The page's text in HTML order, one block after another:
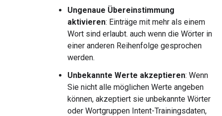
Ungenaue Übereinstimmung
aktivieren: Einträge mit mehr als einem
Wort sind erlaubt. auch wenn die Wörter in
einer anderen Reihenfolge gesprochen
werden.
Unbekannte Werte akzeptieren: Wenn
Sie nicht alle möglichen Werte angeben
können, akzeptiert sie unbekannte Wörter
oder Wortgruppen Intent-Trainingsdaten,